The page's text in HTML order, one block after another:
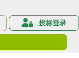
链接
Instagram 链接
简介
投标登录